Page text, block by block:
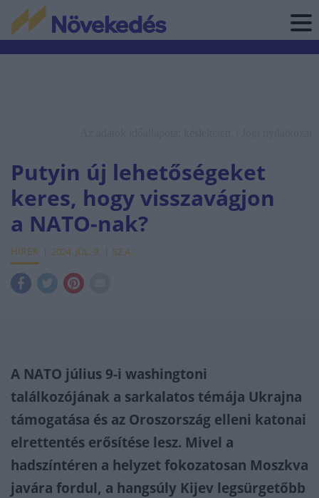
Putyin új lehetőségeket
keres, hogy visszavágjon
a NATO-nak?
HÍREK 2024. JÚL. 9. SZ.A.
A NATO július 9-i washingtoni
találkozójának a sarkalatos témája Ukrajna
támogatása és az Oroszország elleni katonai
elrettentés erősítése lesz. Mivel a
hadszíntéren a helyzet fokozatosan Moszkva
javára fordul, a hangsúly Kijev legsürgetőbb